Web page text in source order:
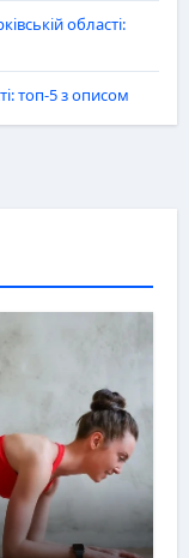
області:
топ-5 з описом